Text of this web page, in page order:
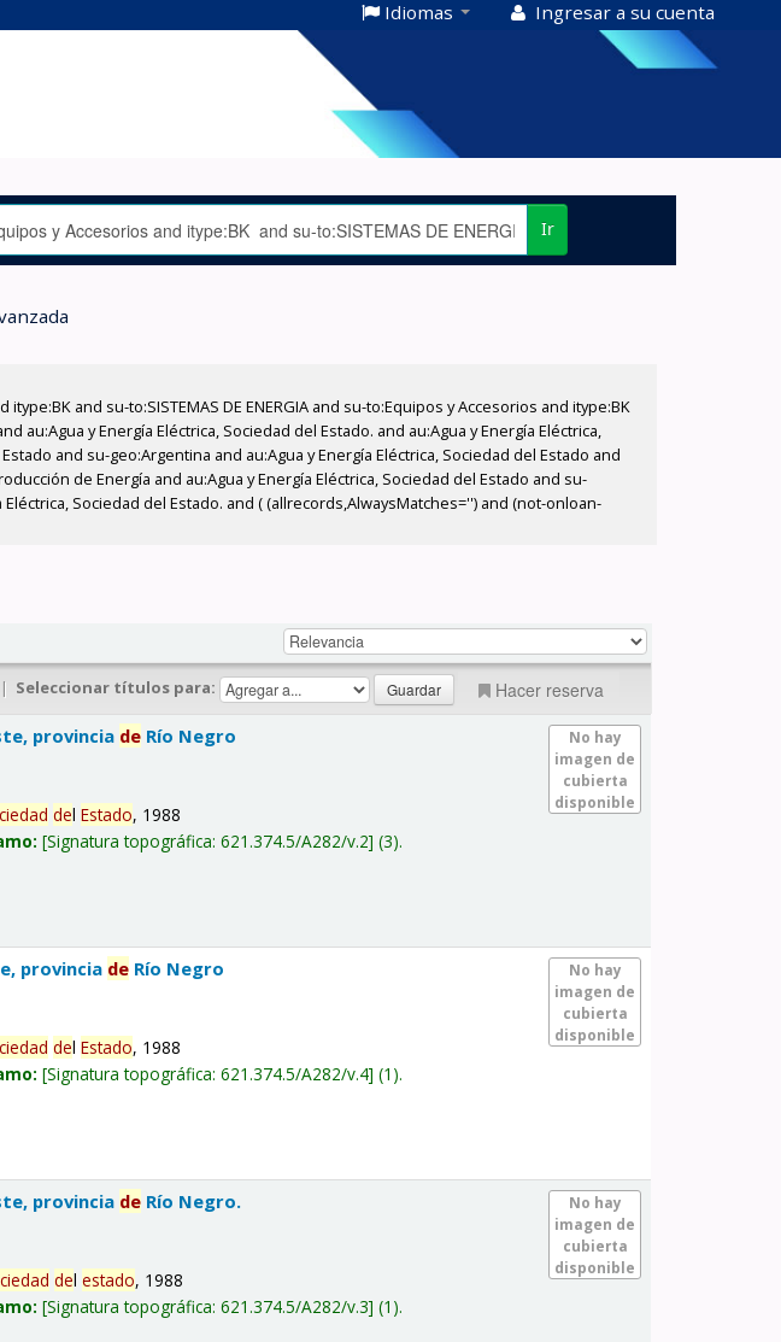
Idiomas Ingresar a su cuenta
Ir
and su-to:SISTEMAS DE ENERGIA and su-to:Equipos y Accesorios and itype:BK
y Energía Eléctrica, Sociedad del Estado. and au:Agua y Energía Eléctrica,
and su-geo:Argentina and au:Agua y Energía Eléctrica, Sociedad del Estado and
de Energía and au:Agua y Energía Eléctrica, Sociedad del Estado and su-
Sociedad del Estado. and ( (allrecords,AlwaysMatches='') and (not-onloan-
| Seleccionar títulos para: Hacer reserva
No hay
imagen de
cubierta
disponible
provincia de Río Negro
delEstado, 1988
Signatura topográfica:621.374.5/A282/v.2 (3).
No hay
imagen de
cubierta
disponible
provincia de Río Negro
delEstado, 1988
Signatura topográfica:621.374.5/A282/v.4 (1).
No hay
imagen de
cubierta
disponible
provincia de Río Negro.
delestado, 1988
Signatura topográfica:621.374.5/A282/v.3 (1).